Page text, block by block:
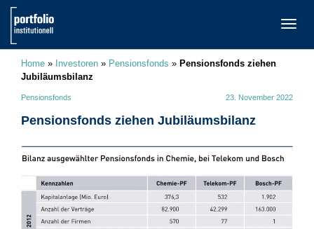
Home » Investoren » Pensionsfonds » Pensionsfonds ziehen
Jubiläumsbilanz
Pensionsfonds 23. November 2022
Pensionsfonds ziehen Jubiläumsbilanz